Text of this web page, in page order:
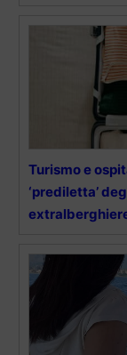
Turismo e
‘prediletta’